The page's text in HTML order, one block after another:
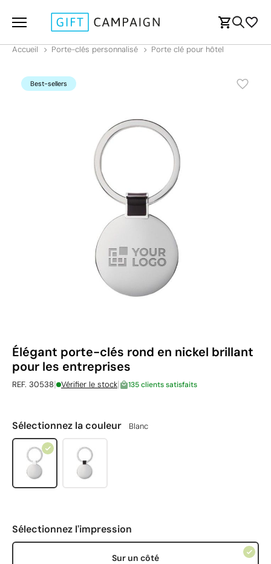
Accueil Porte-clés personnalisé Porte clé pour hôtel
Best-sellers
Élégant porte-clés rond en nickel brillant
pour les entreprises
REF. 30538| Vérifier le stock| 135 clients satisfaits
Sélectionnez la couleur Blanc
Sélectionnez l'impression
Sur un côté